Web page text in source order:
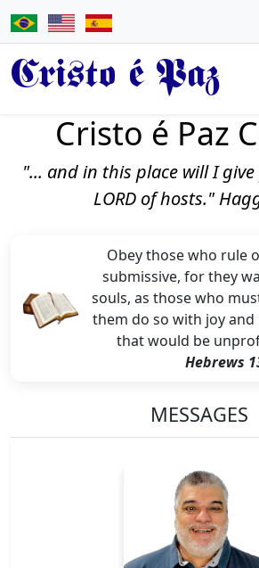
Cristo é Paz
Cristo é Paz
"... and in this place will I
LORD of hosts."
Obey those who rule
submissive, for they
souls, as those who
them do so with joy
that would be
Hebrews
MESSAGES